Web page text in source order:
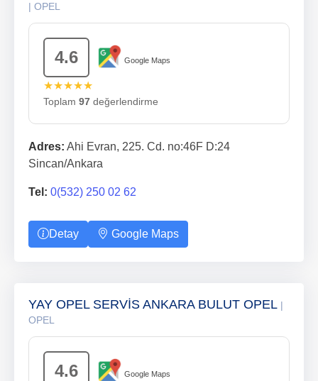
| OPEL
4.6 Google Maps
★★★★★
Toplam 97 değerlendirme
Adres: Ahi Evran, 225. Cd. no:46F D:24
Sincan/Ankara
Tel: 0(532) 250 02 62
Detay Google Maps
YAY OPEL SERVİS ANKARA BULUT OPEL |
OPEL
4.6 Google Maps